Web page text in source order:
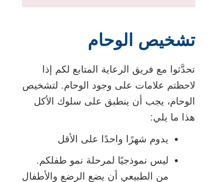
تشخيص الوحام
تحدَّثوا مع فريق الرعاية المتابع لكم إذا
لاحظتم علامات على وجود الوحام. لتشخيص
الوحام، يجب أن ينطبق على سلوك الأكل
هذا ما يلي:
يدوم شهرًا واحدًا على الأقل
ليس نموذجيًا لمرحلة نمو طفلكم.
من الطبيعي أن يضع الرضع والأطفال